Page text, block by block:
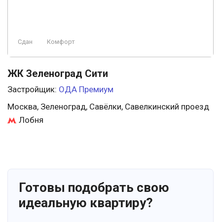
Сдан Комфорт
ЖК Зеленоград Сити
Застройщик: ОДА Премиум
Москва, Зеленоград, Савёлки, Савелкинский проезд
Лобня
Готовы подобрать свою
идеальную квартиру?